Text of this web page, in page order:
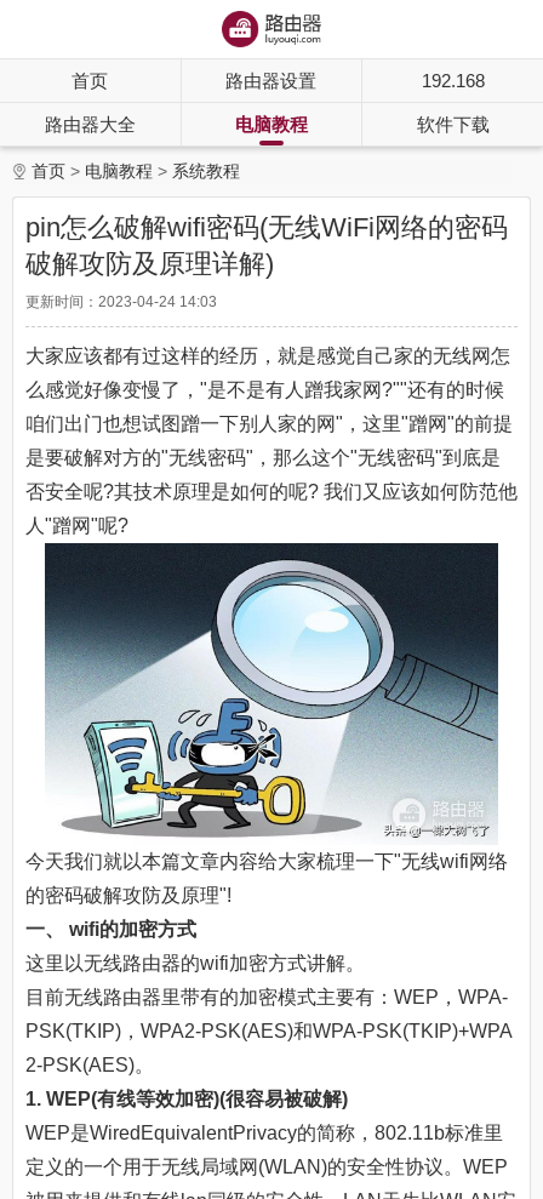
首页 路由器设置 192.168
路由器大全 电脑教程 软件下载
首页 电脑教程 系统教程
pin怎么破解wifi密码(无线WiFi网络的密码
破解攻防及原理详解)
更新时间：2023-04-24 14:03
大家应该都有过这样的经历，就是感觉自己家的无线网怎
么感觉好像变慢了，"是不是有人蹭我家网?""还有的时候
咱们出门也想试图蹭一下别人家的网"，这里"蹭网"的前提
是要破解对方的"无线密码"，那么这个"无线密码"到底是
否安全呢?其技术原理是如何的呢? 我们又应该如何防范他
人"蹭网"呢?
今天我们就以本篇文章内容给大家梳理一下"无线wifi网络
的密码破解攻防及原理"!
一、 wifi的加密方式
这里以无线路由器的wifi加密方式讲解。
目前无线路由器里带有的加密模式主要有：WEP，WPA-
PSK(TKIP)，WPA2-PSK(AES)和WPA-PSK(TKIP)+WPA
2-PSK(AES)。
1. WEP(有线等效加密)(很容易被破解)
WEP是WiredEquivalentPrivacy的简称，802.11b标准里
定义的一个用于无线局域网(WLAN)的安全性协议。WEP